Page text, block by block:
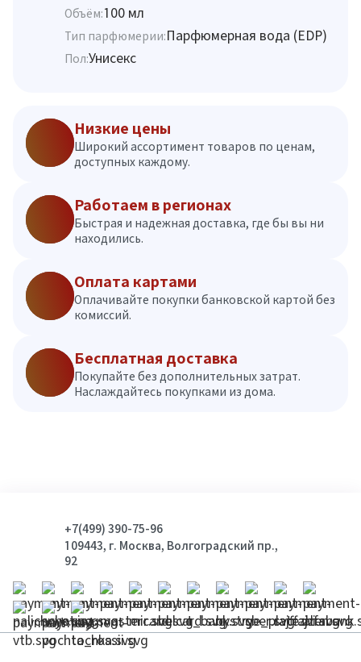
Объём:100 мл
Тип парфюмерии:Парфюмерная вода (EDP)
Пол:Унисекс
Низкие цены
Широкий ассортимент товаров по ценам,
доступных каждому.
Работаем в регионах
Быстрая и надежная доставка, где бы вы ни
находились.
Оплата картами
Оплачивайте покупки банковской картой без
комиссий.
Бесплатная доставка
Покупайте без дополнительных затрат.
Наслаждайтесь покупками из дома.
+7(499) 390-75-96
109443, г. Москва, Волгоградский пр.,
92